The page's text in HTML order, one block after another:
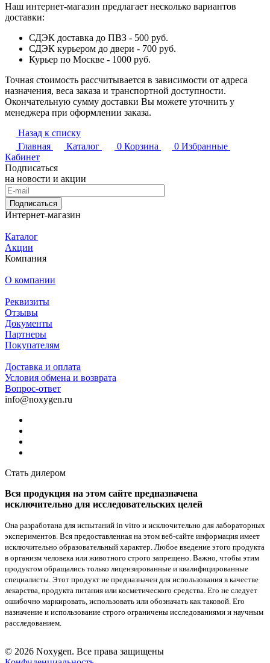
Наш интернет-магазин предлагает несколько вариантов
доставки:
СДЭК доставка до ПВЗ - 500 руб.
СДЭК курьером до двери - 700 руб.
Курьер по Москве - 1000 руб.
Точная стоимость рассчитывается в зависимости от адреса
назначения, веса заказа и транспортной доступности.
Окончательную сумму доставки Вы можете уточнить у
менеджера при оформлении заказа.
Назад к списку
Главная
Каталог 0 Корзина 0 Избранные
Кабинет
Подписаться
на новости и акции
Подписаться
Интернет-магазин
Каталог
Акции
Компания
О компании
Реквизиты
Отзывы
Документы
Партнеры
Покупателям
Доставка и оплата
Условия обмена и возврата
Вопрос-ответ
info@noxygen.ru
Стать дилером
Вся продукция на этом сайте предназначена
исключительно для исследовательских целей
Она разработана для испытаний in vitro и исключительно для лабораторных
экспериментов. Вся предоставленная на этом веб-сайте информация имеет
исключительно образовательный характер. Любое введение этого продукта
в организм человека или животного строго запрещено. Важно, чтобы этим
продуктом обращались только лицензированные и квалифицированные
специалисты. Этот продукт не предназначен для использования в качестве
лекарства, продукта питания или косметического средства. Его не следует
ошибочно маркировать, использовать или обозначать как таковой. Его
назначение и использование строго ограничены исследованиями и научным
расследованием.
© 2026 Noxygen. Все права защищены